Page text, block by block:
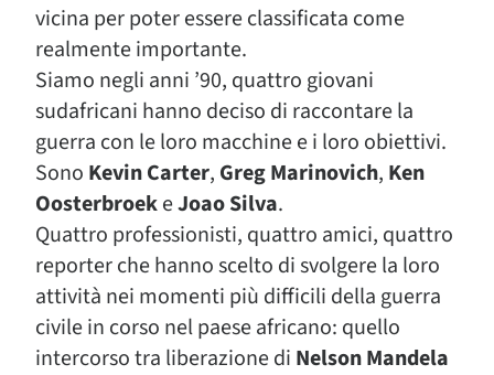
vicina per poter essere classificata come
realmente importante.
Siamo negli anni ’90, quattro giovani
sudafricani hanno deciso di raccontare la
guerra con le loro macchine e i loro obiettivi.
Sono Kevin Carter, Greg Marinovich, Ken
OosterbroekeJoao Silva.
Quattro professionisti, quattro amici, quattro
reporter che hanno scelto di svolgere la loro
attività nei momenti più difficili della guerra
civile in corso nel paese africano: quello
intercorso tra liberazione di Nelson Mandela